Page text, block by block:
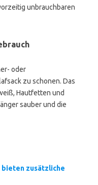
unbrauchbaren
oder
zu schonen. Das
Hautfetten und
sauber und die
bieten zusätzliche